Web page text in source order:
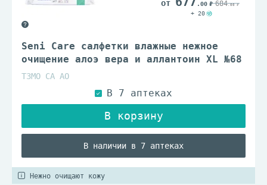
Seni Care салфетки влажные нежное
очищение алоэ вера и аллантоин XL №68
ТЗМО СА АО
В наличии в 7 аптеках
.00 684.00
+ 20
Нежно очищают кожу